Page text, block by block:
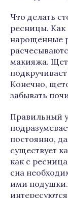
Что делать
ресницы. Как
нарощенные
макияжа.
Конечно,
забывать
Правильный
постоянно,
существует
как с
сна
ими подушки.